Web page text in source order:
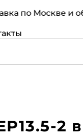
по Москве и
2